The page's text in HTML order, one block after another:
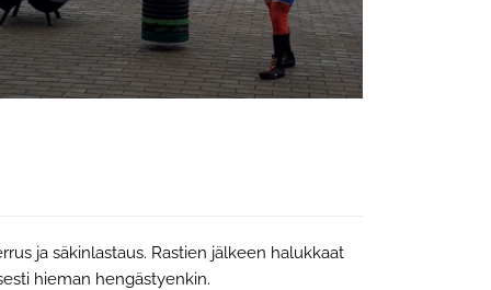
ja säkinlastaus. Rastien jälkeen halukkaat
hieman hengästyenkin.